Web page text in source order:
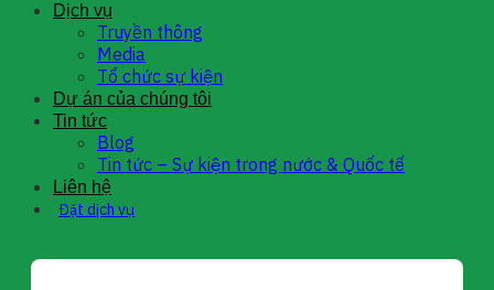
Dịch vụ
Truyền thông
Media
Tổ chức sự kiện
Dự án của chúng tôi
Tin tức
Blog
Tin tức – Sự kiện trong nước & Quốc tế
Liên hệ
Đặt dịch vụ